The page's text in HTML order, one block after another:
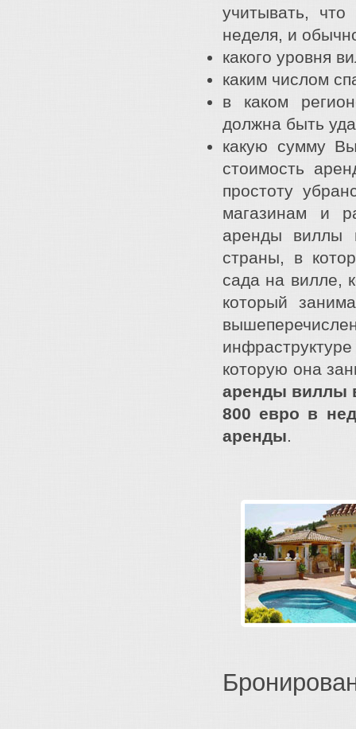
учитывать,
неделя, и
какого уровня
каким числом
в каком
должна быть
какую сумму
стоимость
простоту
магазинам и
аренды виллы
страны, в
сада на вилле,
который
которую она
аренды виллы
800 евро в
аренды.